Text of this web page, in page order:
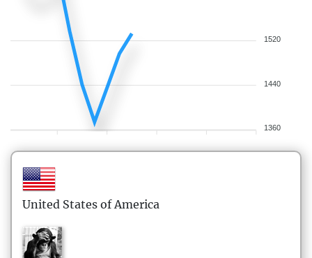
1520
1440
1360
United States of America